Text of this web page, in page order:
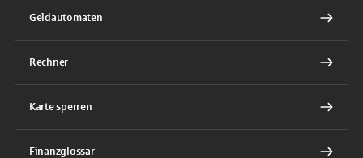
Geldautomaten
Rechner
Karte sperren
Finanzglossar